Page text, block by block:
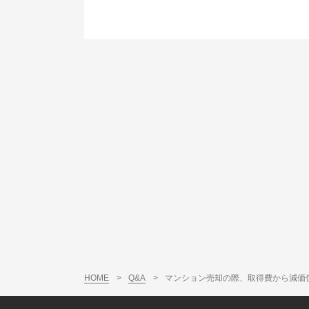
HOME > Q&A > マンション売却の際、取得費から減価